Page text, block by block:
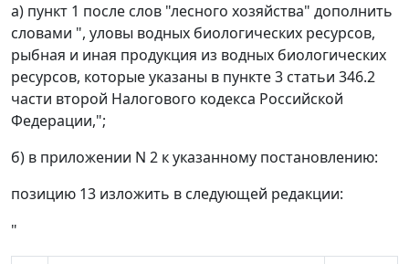
а) пункт 1 после слов "лесного хозяйства" дополнить
словами ", уловы водных биологических ресурсов,
рыбная и иная продукция из водных биологических
ресурсов, которые указаны в пункте 3 статьи 346.2
части второй Налогового кодекса Российской
Федерации,";
б) в приложении N 2 к указанному постановлению:
позицию 13 изложить в следующей редакции:
"